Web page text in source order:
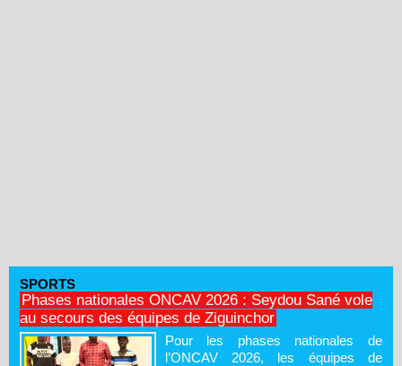
SPORTS
Phases nationales ONCAV 2026 : Seydou Sané vole
au secours des équipes de Ziguinchor
Pour les phases nationales de
l’ONCAV 2026, les équipes de